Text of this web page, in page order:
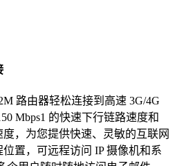
路由器轻松连接到高速 3G/4G
Mbps1 的快速下行链路速度和
度，为您提供快速、灵敏的互联网
置，可远程访问 IP 摄像机和系